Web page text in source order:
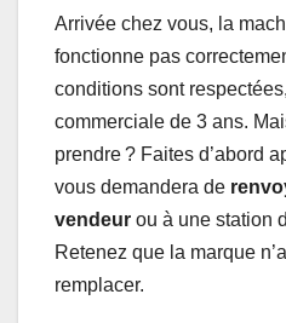
Arrivée chez vous, la
fonctionne pas
conditions sont
commerciale de 3 ans.
prendre ? Faites d’abord
vous demandera de
vendeur ou à une station
Retenez que la marque
remplacer.